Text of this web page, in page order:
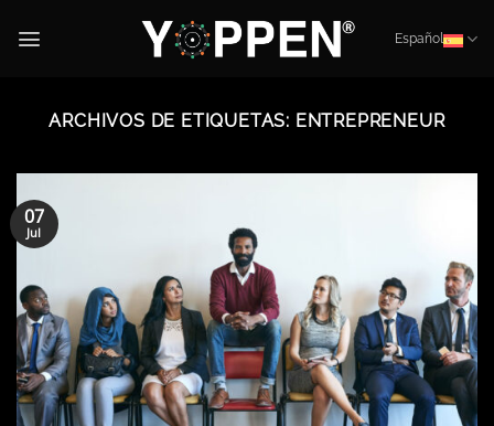
Español
ARCHIVOS DE ETIQUETAS: ENTREPRENEUR
07
Jul